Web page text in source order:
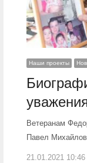
Наши проекты
Ветеранам
Павел
21.01.2021 10:46